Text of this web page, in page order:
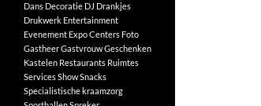
Dans Decoratie DJ Drankjes
Drukwerk Entertainment
Evenement Expo Centers Foto
GastheerGastvrouwGeschenken
Kastelen Restaurants Ruimtes
ServicesShowSnacks
Specialistische kraamzorg